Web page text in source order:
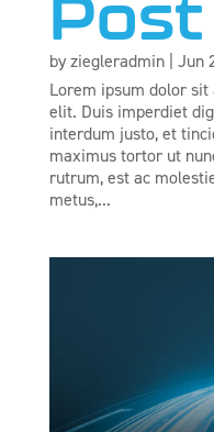
byziegleradmin| Jun
Lorem ipsum dolor
elit. Duis imperdiet
interdum justo, et
maximus tortor ut
rutrum, est ac
metus,...